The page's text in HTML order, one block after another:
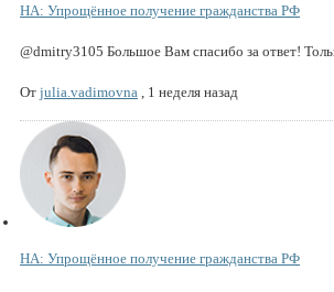
НА: Упрощённое получение гражданства РФ
@dmitry3105 Большое Вам спасибо за ответ!
От julia.vadimovna 1 неделя назад
НА: Упрощённое получение гражданства РФ